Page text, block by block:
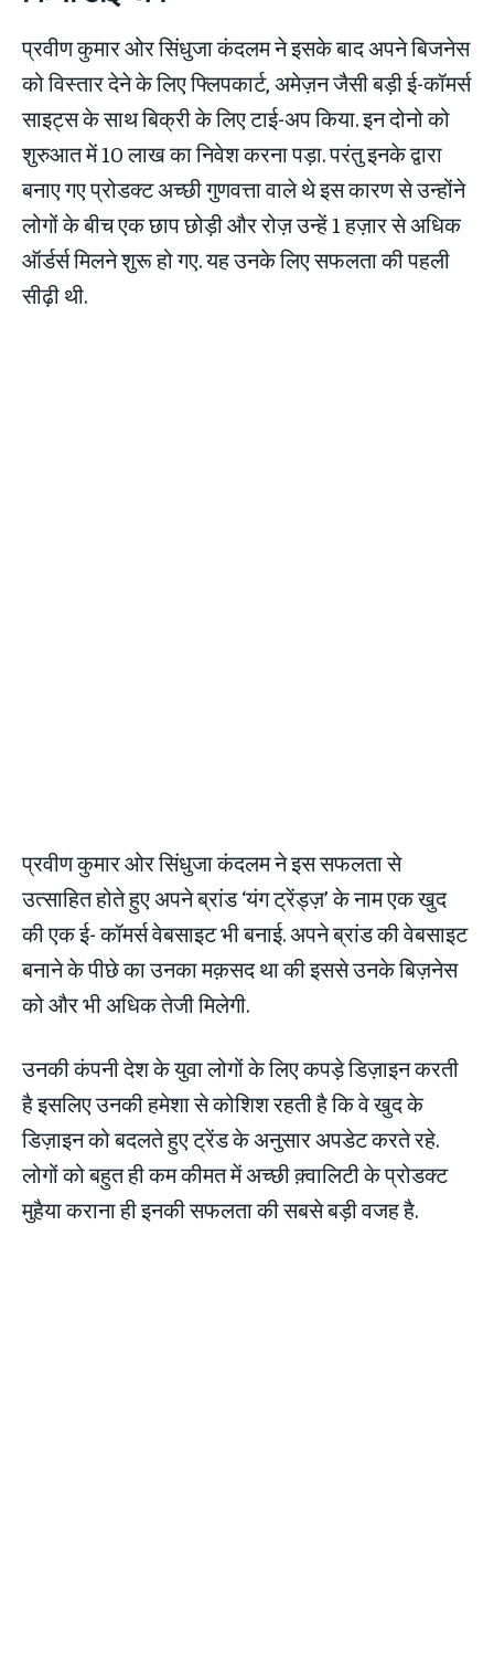
प्रवीण कुमार ओर सिंधुजा कंदलम ने इसके बाद अपने बिजनेस
को विस्तार देने के लिए फ्लिपकार्ट, अमेज़न जैसी बड़ी ई-कॉमर्स
साइट्स के साथ बिक्री के लिए टाई-अप किया. इन दोनो को
शुरुआत में 10 लाख का निवेश करना पड़ा. परंतु इनके द्वारा
बनाए गए प्रोडक्ट अच्छी गुणवत्ता वाले थे इस कारण से उन्होंने
लोगों के बीच एक छाप छोड़ी और रोज़ उन्हें 1 हज़ार से अधिक
ऑर्डर्स मिलने शुरू हो गए. यह उनके लिए सफलता की पहली
सीढ़ी थी.
प्रवीण कुमार ओर सिंधुजा कंदलम ने इस सफलता से
उत्साहित होते हुए अपने ब्रांड ‘यंग ट्रेंड्ज़’ के नाम एक खुद
की एक ई- कॉमर्स वेबसाइट भी बनाई. अपने ब्रांड की वेबसाइट
बनाने के पीछे का उनका मक़सद था की इससे उनके बिज़नेस
को और भी अधिक तेजी मिलेगी.
उनकी कंपनी देश के युवा लोगों के लिए कपड़े डिज़ाइन करती
है इसलिए उनकी हमेशा से कोशिश रहती है कि वे खुद के
डिज़ाइन को बदलते हुए ट्रेंड के अनुसार अपडेट करते रहे.
लोगों को बहुत ही कम कीमत में अच्छी क़्वालिटी के प्रोडक्ट
मुहैया कराना ही इनकी सफलता की सबसे बड़ी वजह है.